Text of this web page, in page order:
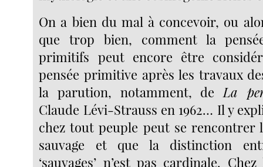
On a bien du mal à concevoir, ou
que trop bien, comment la
primitifs peut encore être
pensée primitive après les travaux
la parution, notamment, deLa
Claude Lévi-Strauss en 1962… Il y
chez tout peuple peut se rencontrer
sauvage et que la distinction
‘sauvages’ n’est pas cardinale.